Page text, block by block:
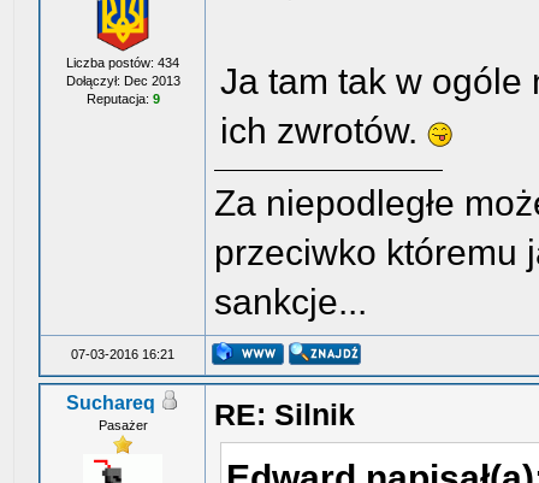
Liczba postów: 434
Dołączył: Dec 2013
Reputacja: 9
Ja tam tak w ogóle
ich zwrotów.
Za niepodległe
przeciwko któremu
sankcje...
07-03-2016 16:21
Suchareq
Pasażer RE: Silnik